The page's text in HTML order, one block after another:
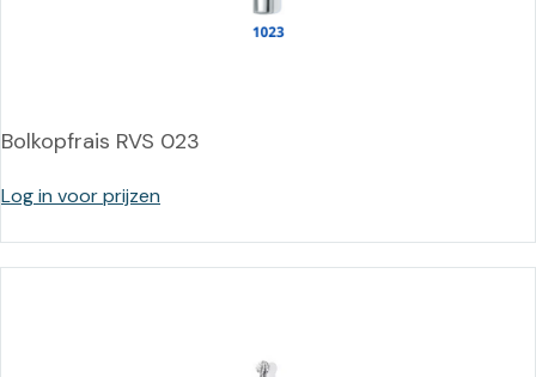
Bolkopfrais RVS 023
Log in voor prijzen